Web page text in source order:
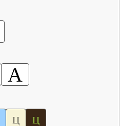
А
Ц Ц